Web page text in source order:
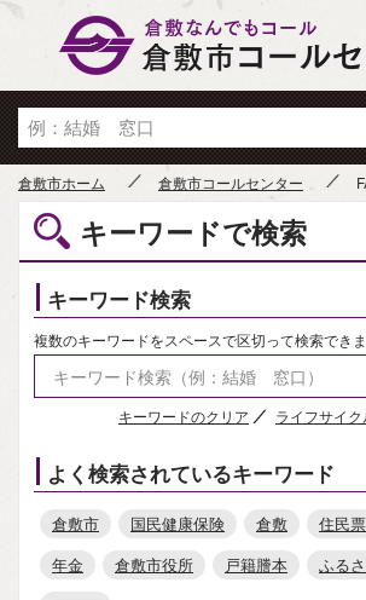
倉敷市ホーム 倉敷市コールセンター
キーワードで検索
キーワード検索
複数のキーワードをスペースで区切って検索できま
キーワードのクリア ライフサイ
よく検索されているキーワード
倉敷市 国民健康保険 倉敷 住民票
年金
倉敷市役所 戸籍謄本
ふる